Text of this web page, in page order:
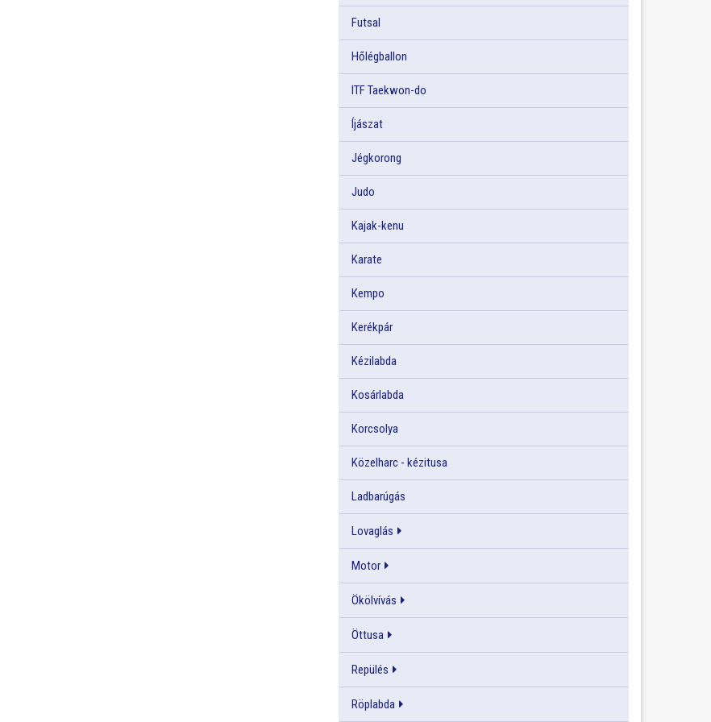
Futsal
Hőlégballon
ITF Taekwon-do
Íjászat
Jégkorong
Judo
Kajak-kenu
Karate
Kempo
Kerékpár
Kézilabda
Kosárlabda
Korcsolya
Közelharc - kézitusa
Ladbarúgás
Lovaglás
Motor
Ökölvívás
Öttusa
Repülés
Röplabda